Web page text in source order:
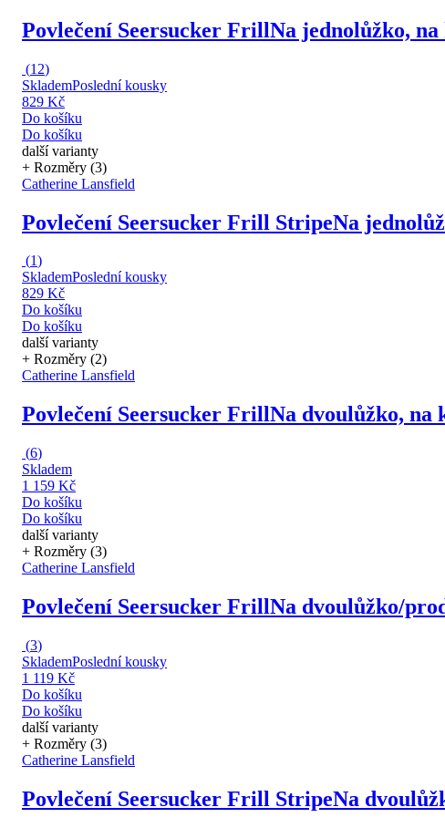
Povlečení Seersucker FrillNa jednolůžko,
(12)
SklademPoslední kousky
829 Kč
Do košíku
Do košíku
další varianty
+ Rozměry (3)
Catherine Lansfield
Povlečení Seersucker Frill StripeNa
(1)
SklademPoslední kousky
829 Kč
Do košíku
Do košíku
další varianty
+ Rozměry (2)
Catherine Lansfield
Povlečení Seersucker FrillNa dvoulůžko, na
(6)
Skladem
1 159 Kč
Do košíku
Do košíku
další varianty
+ Rozměry (3)
Catherine Lansfield
Povlečení Seersucker FrillNa dvoulůžko/
(3)
SklademPoslední kousky
1 119 Kč
Do košíku
Do košíku
další varianty
+ Rozměry (3)
Catherine Lansfield
Povlečení Seersucker Frill StripeNa